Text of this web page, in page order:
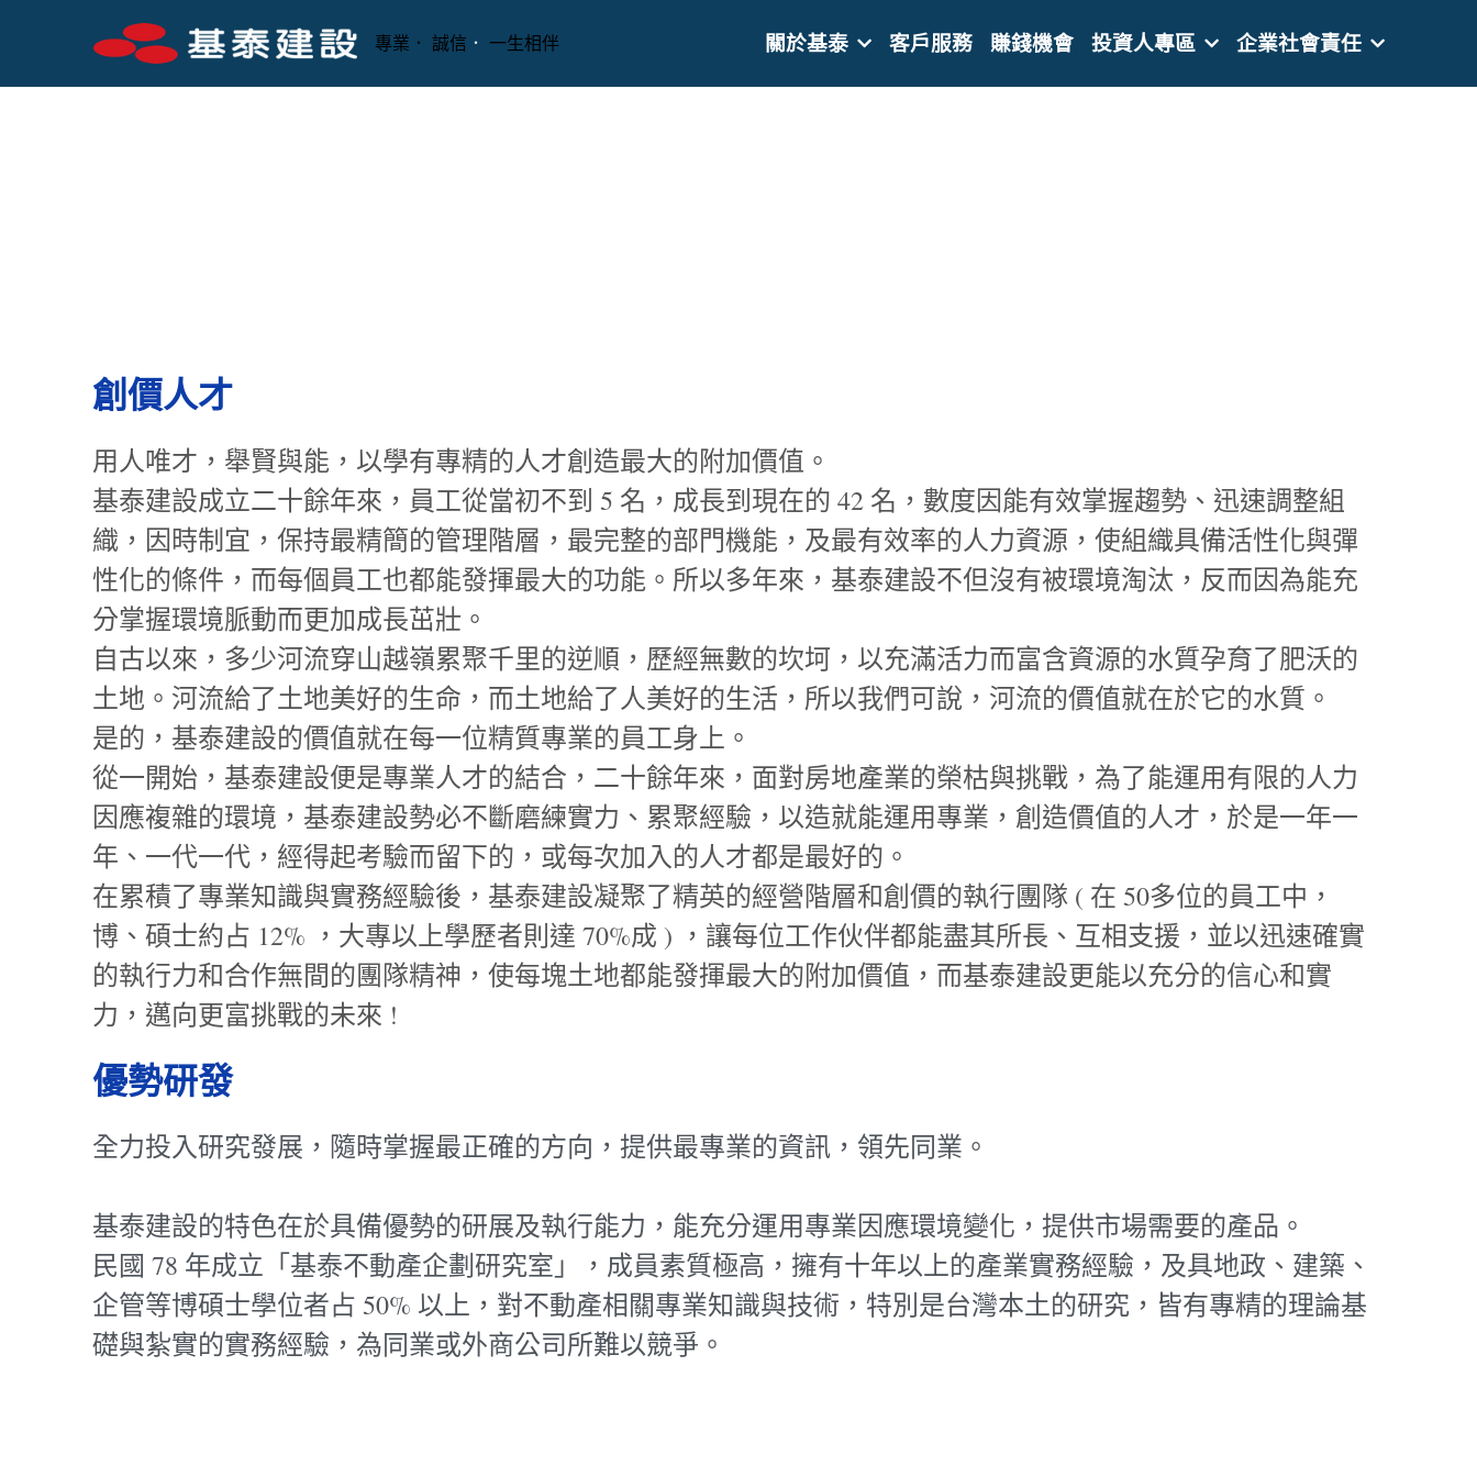
專業． 誠信． 一生相伴 關於基泰 客戶服務 賺錢機會 投資人專區 企業社會責任
創價人才
用人唯才，舉賢與能，以學有專精的人才創造最大的附加價值。
基泰建設成立二十餘年來，員工從當初不到 5 名，成長到現在的 42 名，數度因能有效掌握趨勢、迅速調整組
織，因時制宜，保持最精簡的管理階層，最完整的部門機能，及最有效率的人力資源，使組織具備活性化與彈
性化的條件，而每個員工也都能發揮最大的功能。所以多年來，基泰建設不但沒有被環境淘汰，反而因為能充
分掌握環境脈動而更加成長茁壯。
自古以來，多少河流穿山越嶺累聚千里的逆順，歷經無數的坎坷，以充滿活力而富含資源的水質孕育了肥沃的
土地。河流給了土地美好的生命，而土地給了人美好的生活，所以我們可說，河流的價值就在於它的水質。
是的，基泰建設的價值就在每一位精質專業的員工身上。
從一開始，基泰建設便是專業人才的結合，二十餘年來，面對房地產業的榮枯與挑戰，為了能運用有限的人力
因應複雜的環境，基泰建設勢必不斷磨練實力、累聚經驗，以造就能運用專業，創造價值的人才，於是一年一
年、一代一代，經得起考驗而留下的，或每次加入的人才都是最好的。
在累積了專業知識與實務經驗後，基泰建設凝聚了精英的經營階層和創價的執行團隊 ( 在 50多位的員工中，
博、碩士約占 12% ，大專以上學歷者則達 70%成 ) ，讓每位工作伙伴都能盡其所長、互相支援，並以迅速確實
的執行力和合作無間的團隊精神，使每塊土地都能發揮最大的附加價值，而基泰建設更能以充分的信心和實
力，邁向更富挑戰的未來 !
優勢研發
全力投入研究發展，隨時掌握最正確的方向，提供最專業的資訊，領先同業。
基泰建設的特色在於具備優勢的研展及執行能力，能充分運用專業因應環境變化，提供市場需要的產品。
民國 78 年成立「基泰不動產企劃研究室」，成員素質極高，擁有十年以上的產業實務經驗，及具地政、建築、
企管等博碩士學位者占 50% 以上，對不動產相關專業知識與技術，特別是台灣本土的研究，皆有專精的理論基
礎與紮實的實務經驗，為同業或外商公司所難以競爭。